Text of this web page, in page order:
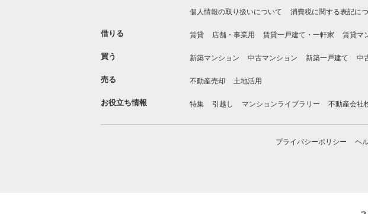
個人情報の取り扱いについて 消費税に関する表記に
借りる 賃貸 店舗・事業用 賃貸一戸建て・一軒家 賃貸マ
買う 新築マンション 中古マンション 新築一戸建て 中
売る 不動産売却 土地活用
お役立ち情報 特集 引越し マンションライブラリー 不動産会社
プライバシーポリシー ヘ